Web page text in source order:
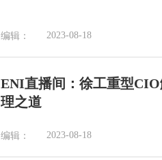
编辑： 2023-08-18
ENI直播间：徐工重型
理之道
编辑： 2023-08-18